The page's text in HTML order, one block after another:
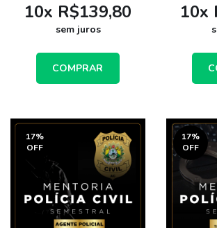
10x R$139,80
sem juros
COMPRAR
10x
17%
OFF
17%
OFF